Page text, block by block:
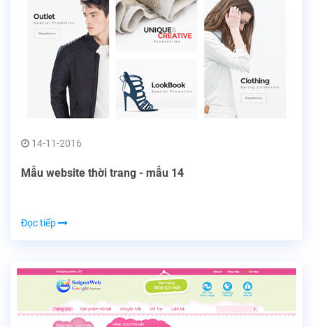
14-11-2016
Mẫu website thời trang - mẫu 14
Đọc tiếp